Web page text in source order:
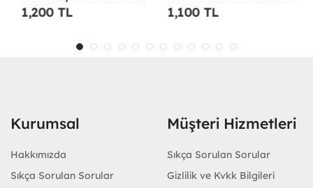
1,200 TL 1,100 TL
Kurumsal
Hakkımızda
Sıkça Sorulan Sorular
Müşteri Hizmetleri
Sıkça Sorulan Sorular
Gizlilik ve Kvkk Bilgileri